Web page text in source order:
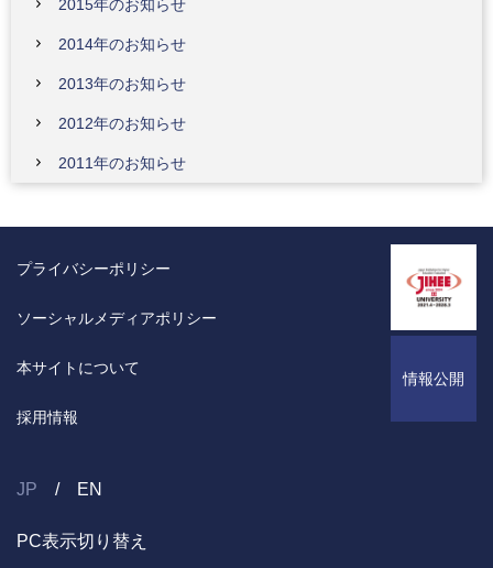
2015年のお知らせ
2014年のお知らせ
2013年のお知らせ
2012年のお知らせ
2011年のお知らせ
情報公開
プライバシーポリシー
ソーシャルメディアポリシー
本サイトについて
採用情報
JP EN
PC表示切り替え